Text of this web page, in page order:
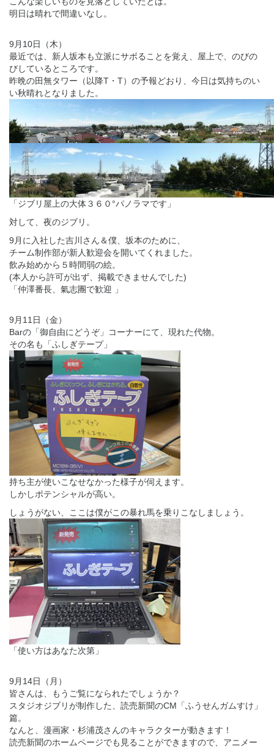
明日は晴れで間違いなし。
9月10日（木）
最近では、新人坂本も立派にサボることを覚え、屋上で、のびの
びしているところです。
昨晩の田無タワー（以降T・T）の予報どおり、今日は気持ちのい
い秋晴れとなりました。
「ジブリ屋上の大体３６０°パノラマです」
対して、夜のジブリ。
9月に入社した吉川さん＆僕、坂本のために、
チーム制作部が新人歓迎会を開いてくれました。
飲み始めから５時間弱の絵。
(本人から許可が出ず、掲載できませんでした)
「仲澤番長、氣志團で歓迎 」
9月11日（金）
Barの「御自由にどうぞ」コーナーにて、現れた代物。
その名も「ふしぎテープ」
持ち主が使いこなせなかった様子が伺えます。
しかしポテンシャルが高い。
しょうがない、ここは僕がこの暴れ馬を乗りこなしましょう。
「使い方はあなた次第」
9月14日（月）
皆さんは、もうご覧になられたでしょうか？
スタジオジブリが制作した、読売新聞のCM「ふうせんガムすけ」
篇。
なんと、漫画家・杉浦茂さんのキャラクターが動きます！
読売新聞のホームページでも見ることができますので、アニメー